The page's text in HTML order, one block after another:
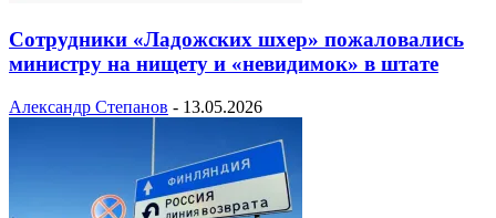
Сотрудники «Ладожских шхер» пожаловались
министру на нищету и «невидимок» в штате
Александр Степанов - 13.05.2026